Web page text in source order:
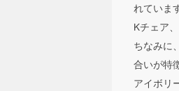
れていま
Kチェア
ちなみに
合いが特
アイボリ